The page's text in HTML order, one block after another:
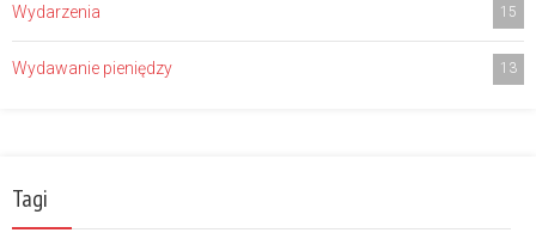
Wydarzenia 15
Wydawanie pieniędzy 13
Tagi